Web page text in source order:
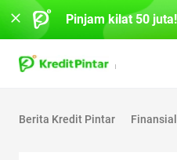
Berita Kredit Pintar
Pinjam kilat 50 juta!